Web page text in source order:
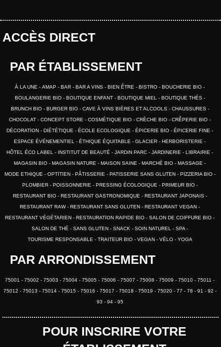
ACCÈS DIRECT
PAR ÉTABLISSEMENT
À LA UNE AMAP BAR BAR A VINS BIEN ÊTRE BISTRO
BOUCHERIE BIO
BOULANGERIE BIO
BOUTIQUE ENFANT BOUTIQUE MIEL
BOUTIQUE THÉS
BRUNCH BIO
BURGER BIO CAVE À VINS BIÈRES ET ALCOOLS
CHAUSSURES
CHOCOLAT
CONCEPT STORE COSMÉTIQUE BIO CRÈCHE BIO
CRÊPERIE BIO
DÉCORATION
DIÉTÉTIQUE ÉCOLE ECOLOGIQUE ÉPICERIE BIO
ÉPICERIE FINE
ESPACE ÉVÉNEMENTIEL
ÉTHIQUE ÉQUITABLE GLACIER
HERBORISTERIE
HÔTEL ÉCO LABEL
INSTITUT DE BEAUTÉ JARDIN PARC JARDINERIE
LIBRAIRIE
MAGASIN BIO
MAGASIN NATURE MAISON SAINE MARCHÉ BIO
MASSAGE
MODE ETHIQUE
OPTITIEN PÂTISSERIE PATISSERIE SANS GLUTEN
PIZZERIA BIO
PLOMBIER
POISSONNERIE PRESSING ÉCOLOGIQUE
PRIMEUR BIO
RESTAURANT BIO
RESTAURANT GASTRONOMIQUE
RESTAURANT JAPONAIS
RESTAURANT RAW
RESTAURANT SANS GLUTEN
RESTAURANT VEGAN
RESTAURANT VÉGÉTARIEN
RESTAURATION RAPIDE BIO
SALON DE COIFFURE BIO
SALON DE THÉ
SANS GLUTEN SNACK SOIN NATUREL
SPA
TOURISME RESPONSABLE
TRAITEUR BIO VEGAN VÉLO YOGA
PAR ARRONDISSEMENT
75001 75002 75003 75004 75005 75006 75007 75008 75009 75010
75011
75012
75013 75014 75015 75016 75017 75018 75019 75020 77 78 91
92
93
94 95
POUR INSCRIRE VOTRE